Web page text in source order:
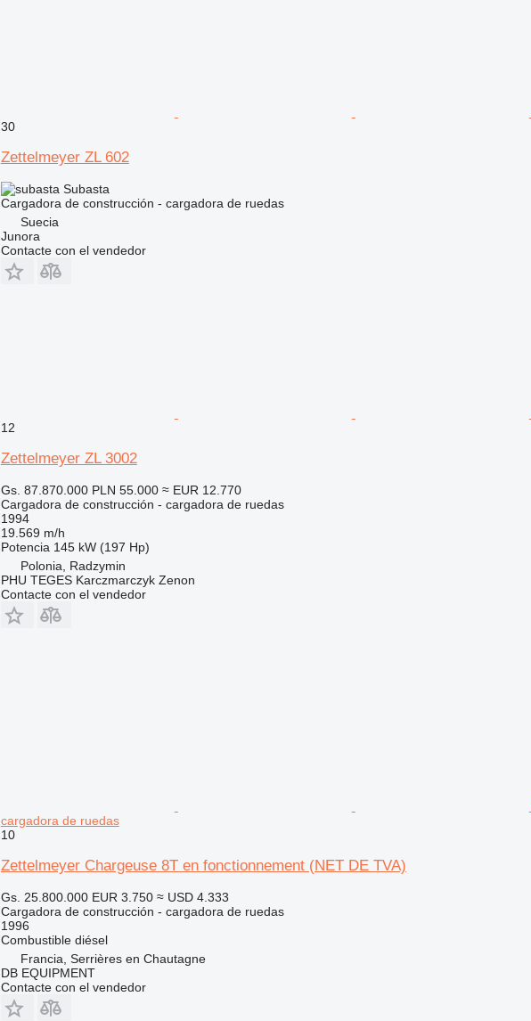
30
Zettelmeyer ZL 602
Subasta
Cargadora de construcción - cargadora de ruedas
Suecia
Junora
Contacte con el vendedor
12
Zettelmeyer ZL 3002
Gs. 87.870.000 PLN 55.000 ≈ EUR 12.770
Cargadora de construcción - cargadora de ruedas
1994
19.569 m/h
Potencia 145 kW (197 Hp)
Polonia, Radzymin
PHU TEGES Karczmarczyk Zenon
Contacte con el vendedor
cargadora de ruedas
10
Zettelmeyer Chargeuse 8T en fonctionnement (NET DE TVA)
Gs. 25.800.000 EUR 3.750 ≈ USD 4.333
Cargadora de construcción - cargadora de ruedas
1996
Combustible diésel
Francia, Serrières en Chautagne
DB EQUIPMENT
Contacte con el vendedor